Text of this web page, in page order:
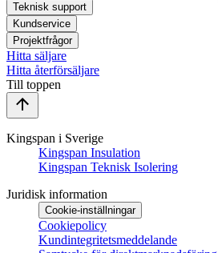
Teknisk support
Kundservice
Projektfrågor
Hitta säljare
Hitta återförsäljare
Till toppen
Kingspan i Sverige
Kingspan Insulation
Kingspan Teknisk Isolering
Juridisk information
Cookie-inställningar
Cookiepolicy
Kundintegritetsmeddelande